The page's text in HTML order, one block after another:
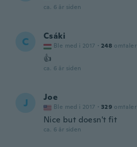
ca. 6 år siden
C Csáki
Ble med i 2017 · 248 omtaler
👍
ca. 6 år siden
J Joe
Ble med i 2017 · 329 omtaler
Nice but doesn't fit
ca. 6 år siden